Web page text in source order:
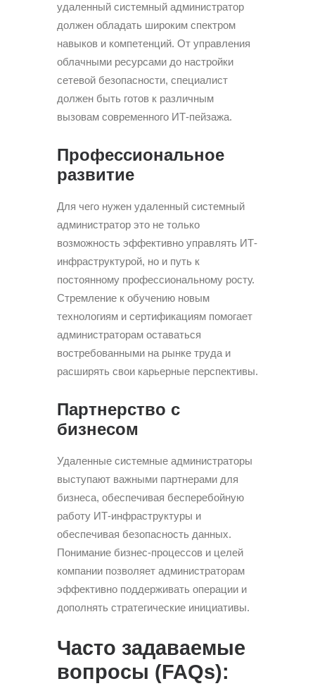
удаленный системный администратор
должен обладать широким спектром
навыков и компетенций. От управления
облачными ресурсами до настройки
сетевой безопасности, специалист
должен быть готов к различным
вызовам современного ИТ-пейзажа.
Профессиональное
развитие
Для чего нужен удаленный системный
администратор это не только
возможность эффективно управлять ИТ-
инфраструктурой, но и путь к
постоянному профессиональному росту.
Стремление к обучению новым
технологиям и сертификациям помогает
администраторам оставаться
востребованными на рынке труда и
расширять свои карьерные перспективы.
Партнерство с
бизнесом
Удаленные системные администраторы
выступают важными партнерами для
бизнеса, обеспечивая бесперебойную
работу ИТ-инфраструктуры и
обеспечивая безопасность данных.
Понимание бизнес-процессов и целей
компании позволяет администраторам
эффективно поддерживать операции и
дополнять стратегические инициативы.
Часто задаваемые
вопросы (FAQs):